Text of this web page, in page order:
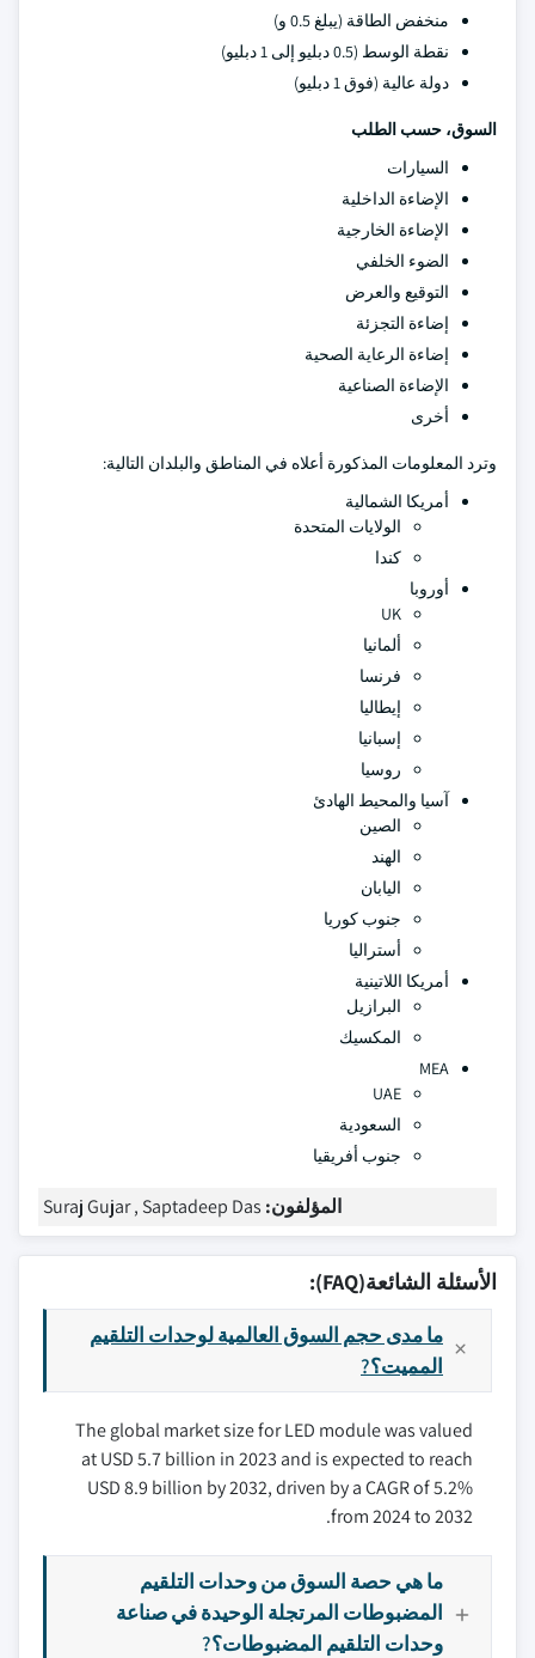
منخفض الطاقة (يبلغ 0.5 و)
نقطة الوسط (0.5 دبليو إلى 1 دبليو)
دولة عالية (فوق 1 دبليو)
السوق، حسب الطلب
السيارات
الإضاءة الداخلية
الإضاءة الخارجية
الضوء الخلفي
التوقيع والعرض
إضاءة التجزئة
إضاءة الرعاية الصحية
الإضاءة الصناعية
أخرى
وترد المعلومات المذكورة أعلاه في المناطق والبلدان التالية:
أمريكا الشمالية
الولايات المتحدة
كندا
أوروبا
UK
ألمانيا
فرنسا
إيطاليا
إسبانيا
روسيا
آسيا والمحيط الهادئ
الصين
الهند
اليابان
جنوب كوريا
أستراليا
أمريكا اللاتينية
البرازيل
المكسيك
MEA
UAE
السعودية
جنوب أفريقيا
المؤلفون: Suraj Gujar , Saptadeep Das
الأسئلة الشائعة(FAQ):
ما مدى حجم السوق العالمية لوحدات التلقيم
المميت؟?
The global market size for LED module was valued
at USD 5.7 billion in 2023 and is expected to reach
USD 8.9 billion by 2032, driven by a CAGR of 5.2%
from 2024 to 2032.
ما هي حصة السوق من وحدات التلقيم
المضبوطات المرتجلة الوحيدة في صناعة
وحدات التلقيم المضبوطات؟?